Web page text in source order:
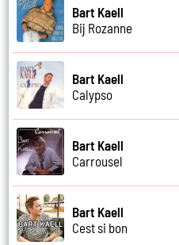
Bart Kaell
Bij Rozanne
Bart Kaell
Calypso
Bart Kaell
Carrousel
Bart Kaell
Cest si bon